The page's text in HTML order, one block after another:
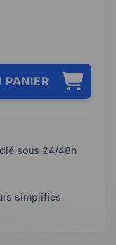
PANIER
sous 24/48h
simplifiés